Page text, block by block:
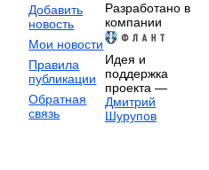
Добавить
новость
Мои новости
Правила
публикации
Обратная
связь
Разработано в
компании
Идея и
поддержка
проекта —
Дмитрий
Шурупов